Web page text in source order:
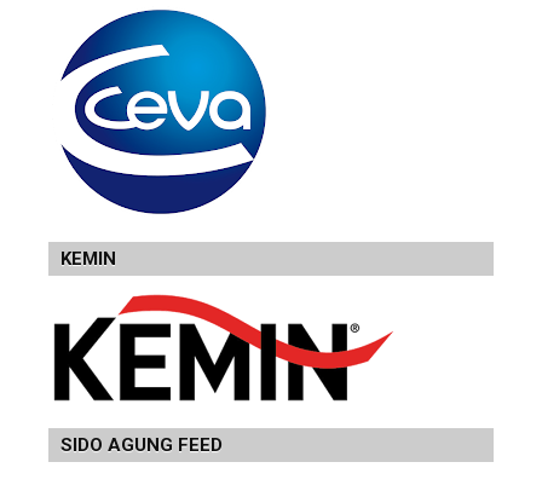
KEMIN
SIDO AGUNG FEED